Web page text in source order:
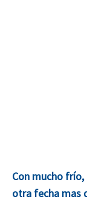
Con mucho
otra fecha mas